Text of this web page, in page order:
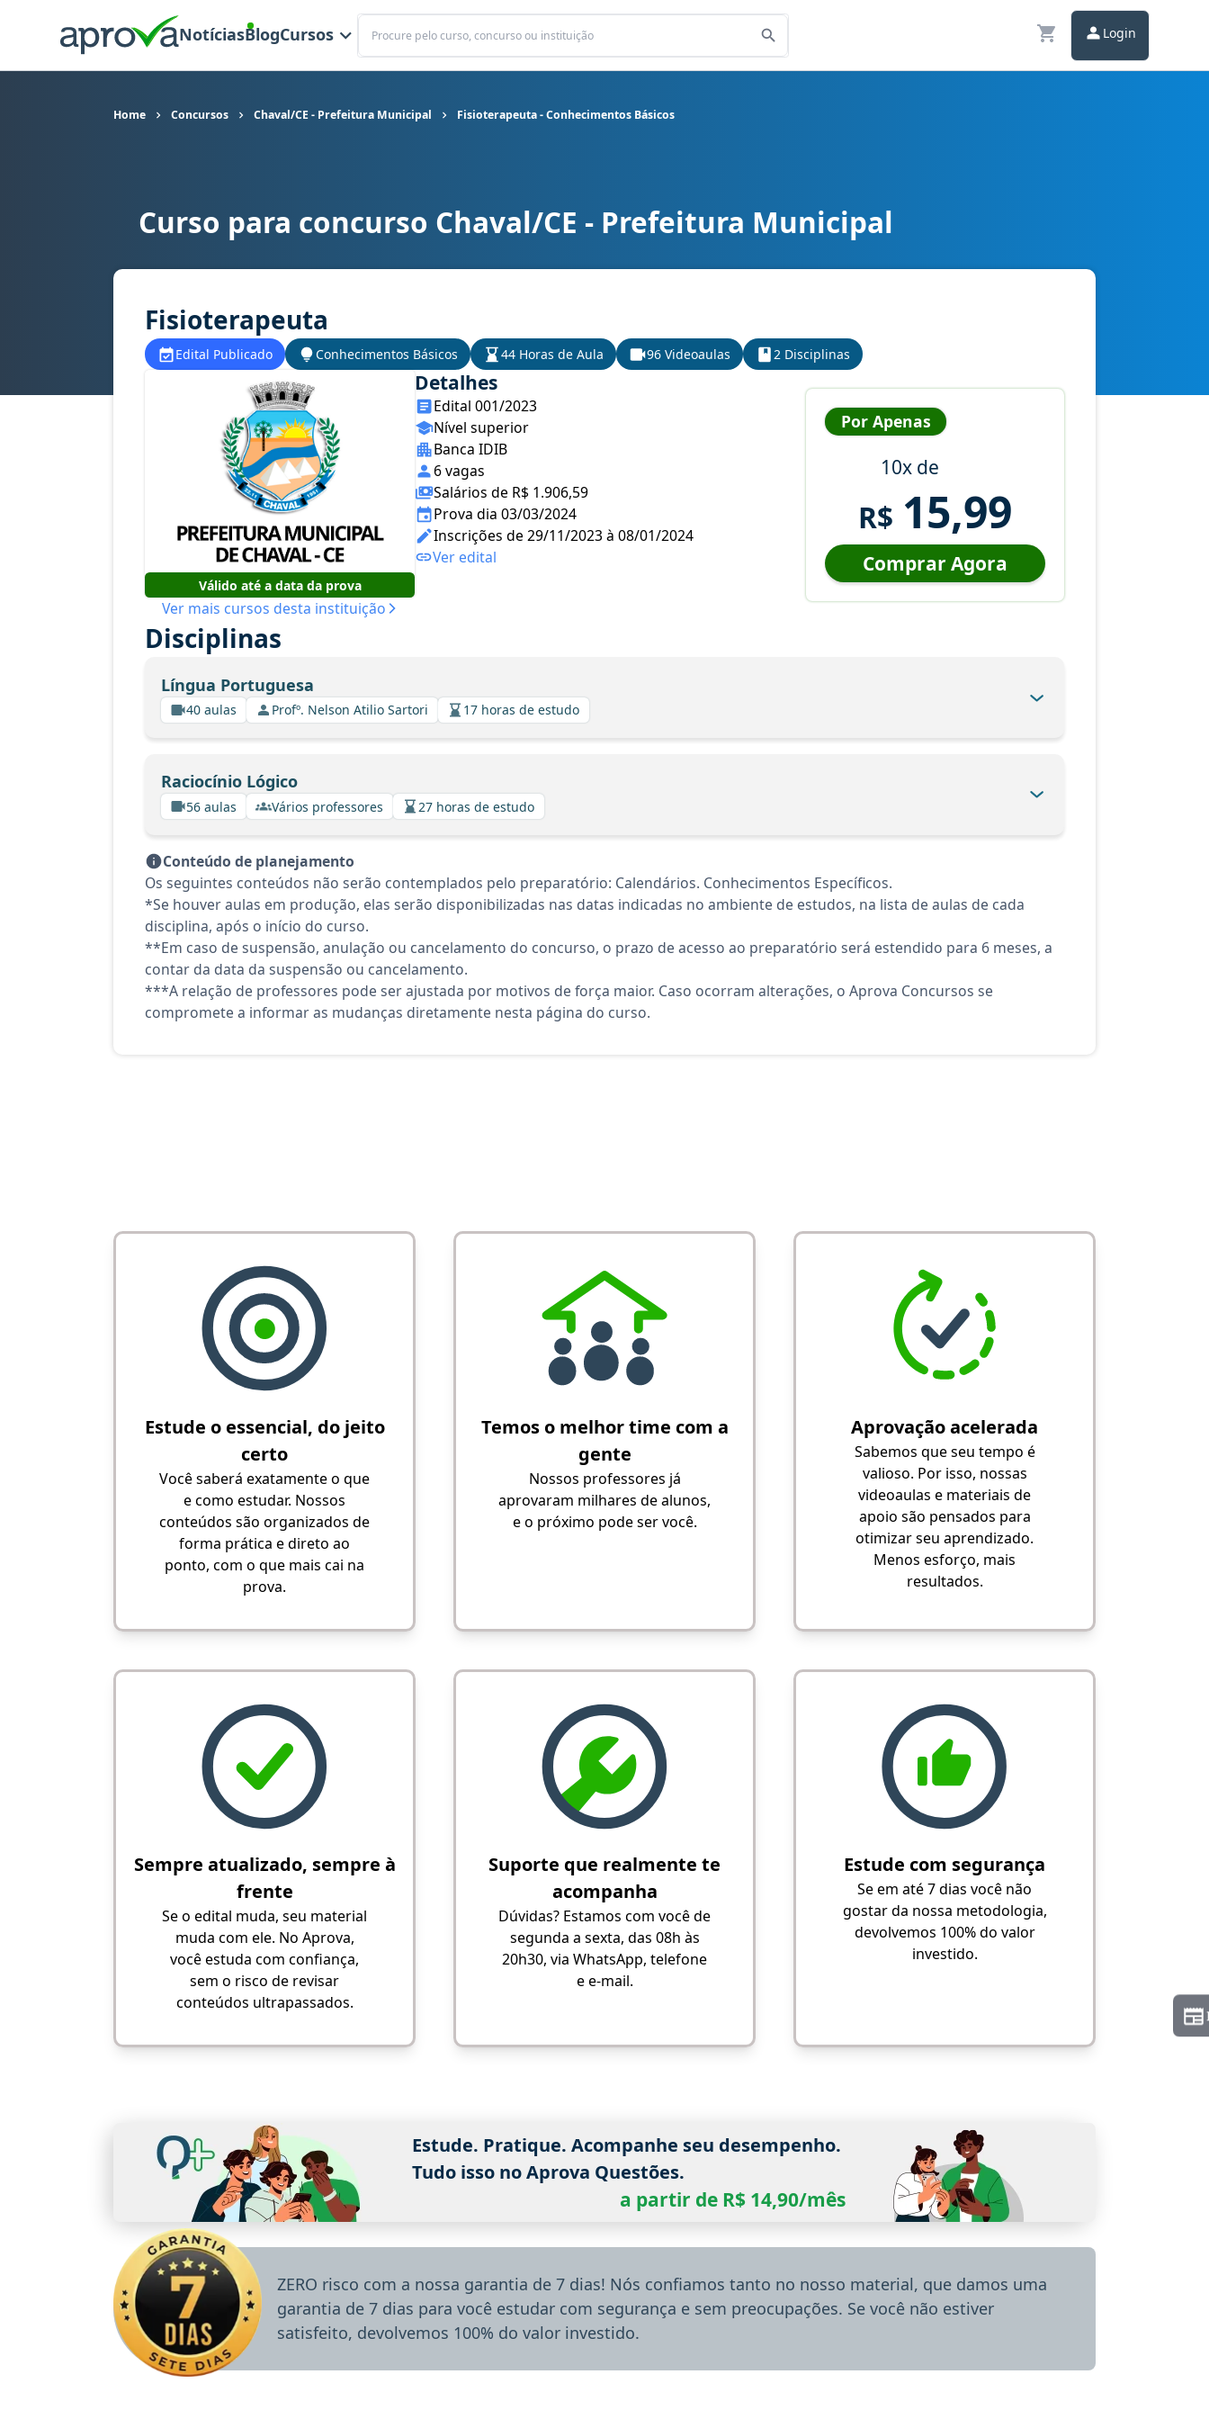
NotíciasBlogCursos
Buscar
Login
Home Concursos Chaval/CE - Prefeitura Municipal Fisioterapeuta - Conhecimentos Básicos
Curso para concurso Chaval/CE - Prefeitura Municipal cargo Fisioterapeuta - Conhecimentos Básicos
Curso para concurso Chaval/CE - Prefeitura Municipal
Fisioterapeuta
Edital Publicado Conhecimentos Básicos 44 Horas de Aula 96 Videoaulas 2 Disciplinas
Válido até a data da prova
Ver mais cursos desta instituição
Detalhes
Edital 001/2023
Nível superior
Banca IDIB
6 vagas
Salários de R$ 1.906,59
Prova dia 03/03/2024
Inscrições de 29/11/2023 à 08/01/2024
Ver edital
Por Apenas
10x de
R$ 15,99
Comprar Agora
Disciplinas
Língua Portuguesa
40 aulas Profº. Nelson Atilio Sartori 17 horas de estudo
Raciocínio Lógico
56 aulas Vários professores 27 horas de estudo
Conteúdo de planejamento
Os seguintes conteúdos não serão contemplados pelo preparatório: Calendários. Conhecimentos Específicos.
*Se houver aulas em produção, elas serão disponibilizadas nas datas indicadas no ambiente de estudos, na lista de aulas de cada
disciplina, após o início do curso.
**Em caso de suspensão, anulação ou cancelamento do concurso, o prazo de acesso ao preparatório será estendido para 6 meses, a
contar da data da suspensão ou cancelamento.
***A relação de professores pode ser ajustada por motivos de força maior. Caso ocorram alterações, o Aprova Concursos se
compromete a informar as mudanças diretamente nesta página do curso.
Estude o essencial, do jeito
certo
Você saberá exatamente o que
e como estudar. Nossos
conteúdos são organizados de
forma prática e direto ao
ponto, com o que mais cai na
prova.
Temos o melhor time com a
gente
Nossos professores já
aprovaram milhares de alunos,
e o próximo pode ser você.
Aprovação acelerada
Sabemos que seu tempo é
valioso. Por isso, nossas
videoaulas e materiais de
apoio são pensados para
otimizar seu aprendizado.
Menos esforço, mais
resultados.
Sempre atualizado, sempre à
frente
Se o edital muda, seu material
muda com ele. No Aprova,
você estuda com confiança,
sem o risco de revisar
conteúdos ultrapassados.
Suporte que realmente te
acompanha
Dúvidas? Estamos com você de
segunda a sexta, das 08h às
20h30, via WhatsApp, telefone
e e-mail.
Estude com segurança
Se em até 7 dias você não
gostar da nossa metodologia,
devolvemos 100% do valor
investido.
Estude. Pratique. Acompanhe seu desempenho.
Tudo isso no Aprova Questões.
a partir de R$ 14,90/mês
ZERO risco com a nossa garantia de 7 dias! Nós confiamos tanto no nosso material, que damos uma
garantia de 7 dias para você estudar com segurança e sem preocupações. Se você não estiver
satisfeito, devolvemos 100% do valor investido.